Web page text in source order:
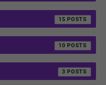
15
10
3